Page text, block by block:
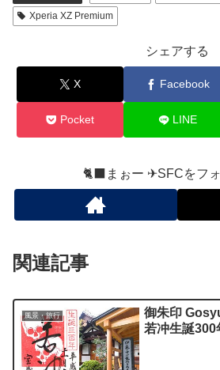
Xperia XZ Premium
シェアする
X Facebook
Pocket LINE
🐈‍⬛まぉー ✈︎SFCをフ
関連記事
風景・旅行
御朱印
若冲生誕300